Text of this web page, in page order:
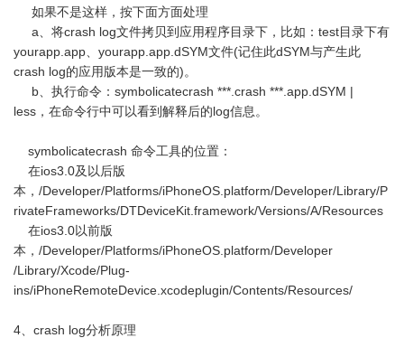
如果不是这样，按下面方面处理
a、将crash log文件拷贝到应用程序目录下，比如：test目录下有
yourapp.app、yourapp.app.dSYM文件(记住此dSYM与产生此
crash log的应用版本是一致的)。
b、执行命令：symbolicatecrash ***.crash ***.app.dSYM |
less，在命令行中可以看到解释后的log信息。
symbolicatecrash 命令工具的位置：
在ios3.0及以后版
本，/Developer/Platforms/iPhoneOS.platform/Developer/Library/P
rivateFrameworks/DTDeviceKit.framework/Versions/A/Resources
在ios3.0以前版
本，/Developer/Platforms/iPhoneOS.platform/Developer
/Library/Xcode/Plug-
ins/iPhoneRemoteDevice.xcodeplugin/Contents/Resources/
4、crash log分析原理